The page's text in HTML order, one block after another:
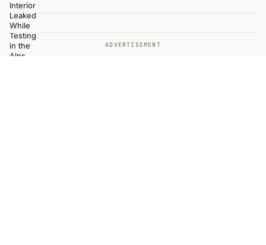
ADVERTISEMENT